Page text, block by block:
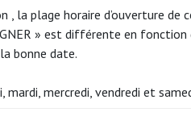
, la plage horaire d’ouverture de
» est différente en fonction
bonne date.
mardi, mercredi, vendredi et